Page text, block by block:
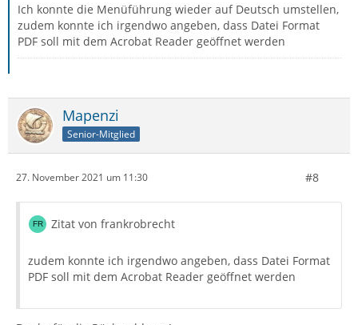
Ich konnte die Menüführung wieder auf Deutsch umstellen,
zudem konnte ich irgendwo angeben, dass Datei Format
PDF soll mit dem Acrobat Reader geöffnet werden
Mapenzi
Senior-Mitglied
27. November 2021 um 11:30 #8
Zitat von frankrobrecht
zudem konnte ich irgendwo angeben, dass Datei Format
PDF soll mit dem Acrobat Reader geöffnet werden